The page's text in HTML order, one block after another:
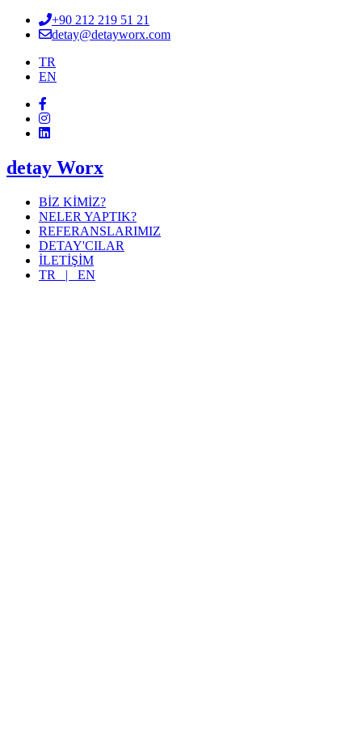
+90 212 219 51 21
detay@detayworx.com
TR
EN
detay Worx
BİZ KİMİZ?
NELER YAPTIK?
REFERANSLARIMIZ
DETAY'CILAR
İLETİŞİM
TR | EN